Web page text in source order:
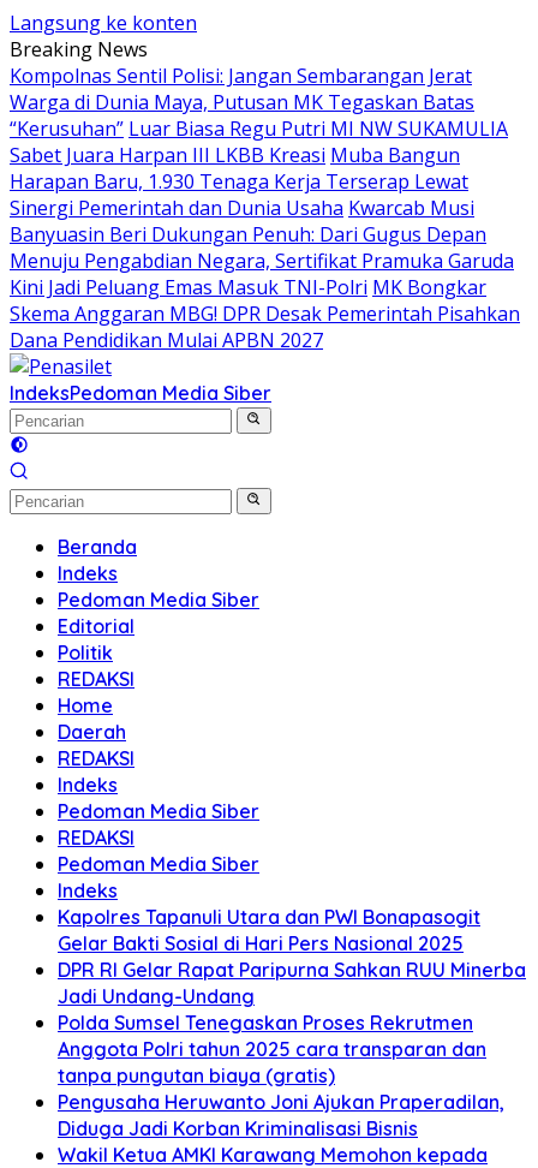
Langsung ke konten
Breaking News
Kompolnas Sentil Polisi: Jangan Sembarangan Jerat
Warga di Dunia Maya, Putusan MK Tegaskan Batas
“Kerusuhan” Luar Biasa Regu Putri MI NW SUKAMULIA
Sabet Juara Harpan III LKBB Kreasi Muba Bangun
Harapan Baru, 1.930 Tenaga Kerja Terserap Lewat
Sinergi Pemerintah dan Dunia Usaha Kwarcab Musi
Banyuasin Beri Dukungan Penuh: Dari Gugus Depan
Menuju Pengabdian Negara, Sertifikat Pramuka Garuda
Kini Jadi Peluang Emas Masuk TNI-Polri MK Bongkar
Skema Anggaran MBG! DPR Desak Pemerintah Pisahkan
Dana Pendidikan Mulai APBN 2027
IndeksPedoman Media Siber
Beranda
Indeks
Pedoman Media Siber
Editorial
Politik
REDAKSI
Home
Daerah
REDAKSI
Indeks
Pedoman Media Siber
REDAKSI
Pedoman Media Siber
Indeks
Kapolres Tapanuli Utara dan PWI Bonapasogit
Gelar Bakti Sosial di Hari Pers Nasional 2025
DPR RI Gelar Rapat Paripurna Sahkan RUU Minerba
Jadi Undang-Undang
Polda Sumsel Tenegaskan Proses Rekrutmen
Anggota Polri tahun 2025 cara transparan dan
tanpa pungutan biaya (gratis)
Pengusaha Heruwanto Joni Ajukan Praperadilan,
Diduga Jadi Korban Kriminalisasi Bisnis
Wakil Ketua AMKI Karawang Memohon kepada